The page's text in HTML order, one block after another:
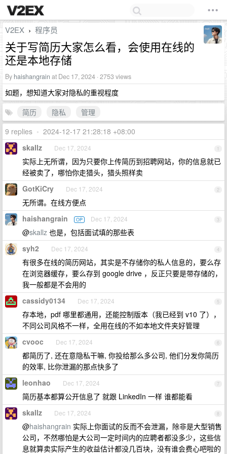
V2EX › 程序员
关于写简历大家怎么看，会使用在线的
还是本地存储
By haishangrain at Dec 17, 2024 · 2753 views
如题，想知道大家对隐私的重视程度
简历
隐私
管理
9 replies • 2024-12-17 21:28:18 +08:00
1
skallz Dec 17, 2024
实际上无所谓，因为只要你上传简历到招聘网站，你的信息就已
经被卖了，哪怕你走猎头，猎头照样卖
2
GotKiCry Dec 17, 2024
无所谓。在线方便点
3
haishangrain OP Dec 17, 2024
@skallz 也是，包括面试填的那些表
4
syh2 Dec 17, 2024
有很多在线的简历网站，其实是不存储你的私人信息的，要么存
在浏览器缓存，要么存到 google drive ，反正只要是带存储的，
我一般都是不会用的
5
cassidy0134 Dec 17, 2024
存本地，pdf 哪里都通用，还能控制版本（我已经到 v10 了），
不同公司风格不一样，全用在线的不如本地文件夹好管理
6
cvooc Dec 17, 2024
都简历了, 还在意隐私干嘛, 你投给那么多公司, 他们分发你简历
的效率, 比你泄漏的那点快多了
7
leonhao Dec 17, 2024
简历基本都算公开信息了 就跟 LinkedIn 一样 谁都能看
8
skallz Dec 17, 2024
@haishangrain 实际上你面试的反而不会泄漏，除非是大型销售
公司，不然哪怕是大公司一定时间内的应聘者都没多少，这些信
息就算卖实际产生的收益估计都没几百块，没有谁会费心吧啦的